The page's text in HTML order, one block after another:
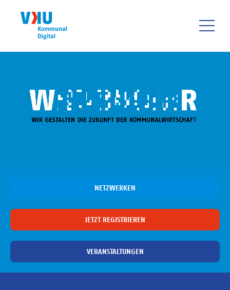
NETZWERKEN
JETZT REGISTRIEREN
VERANSTALTUNGEN